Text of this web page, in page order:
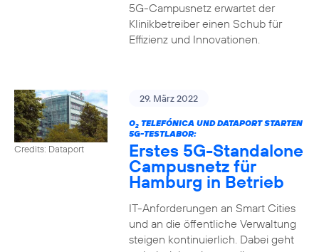
5G-Campusnetz erwartet der
Klinikbetreiber einen Schub für
Effizienz und Innovationen.
Credits: Dataport
29. März 2022
O2TELEFÓNICA UND DATAPORT STARTEN
5G-TESTLABOR:
Erstes 5G-Standalone
Campusnetz für
Hamburg in Betrieb
IT-Anforderungen an Smart Cities
und an die öffentliche Verwaltung
steigen kontinuierlich. Dabei geht